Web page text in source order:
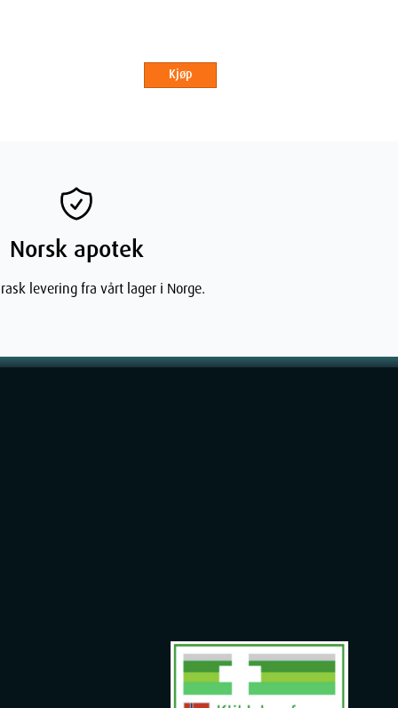
Kjøp
Norsk apotek
levering fra vårt lager i Norge.